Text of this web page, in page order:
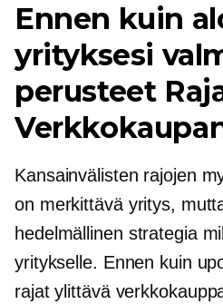
Ennen kuin
yrityksesi
perusteet
Kansainvälisten rajojen
on merkittävä yritys,
hedelmällinen strategia
yritykselle. Ennen kuin
rajat ylittävä